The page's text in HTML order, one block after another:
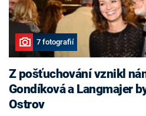
7 fotografií
Z pošťuchování vznikl
Gondíková a Langmajer
Ostrov